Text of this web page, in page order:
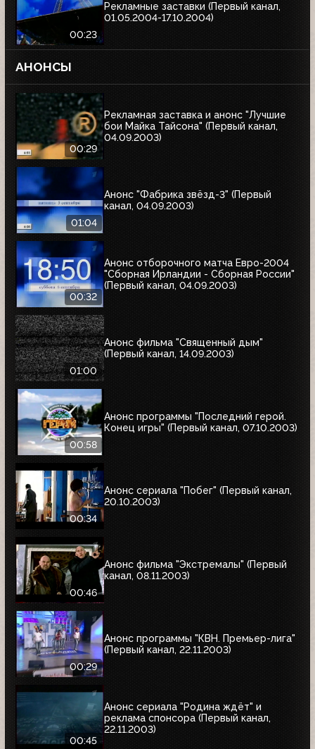
00:23
Рекламные заставки (Первый канал,
01.05.2004-17.10.2004)
АНОНСЫ
00:29
Рекламная заставка и анонс "Лучшие
бои Майка Тайсона" (Первый канал,
04.09.2003)
01:04
Анонс "Фабрика звёзд-3" (Первый
канал, 04.09.2003)
00:32
Анонс отборочного матча Евро-2004
"Сборная Ирландии - Сборная России"
(Первый канал, 04.09.2003)
01:00
Анонс фильма "Священный дым"
(Первый канал, 14.09.2003)
00:58
Анонс программы "Последний герой.
Конец игры" (Первый канал, 07.10.2003)
00:34
Анонс сериала "Побег" (Первый канал,
20.10.2003)
00:46
Анонс фильма "Экстремалы" (Первый
канал, 08.11.2003)
00:29
Анонс программы "КВН. Премьер-лига"
(Первый канал, 22.11.2003)
00:45
Анонс сериала "Родина ждёт" и
реклама спонсора (Первый канал,
22.11.2003)